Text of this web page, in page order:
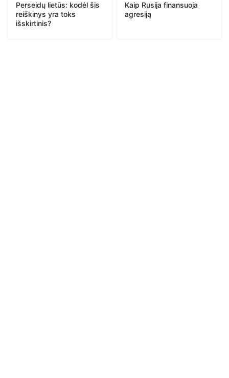
Perseidų lietūs: kodėl šis
reiškinys yra toks
išskirtinis?
Kaip Rusija finansuoja
agresiją